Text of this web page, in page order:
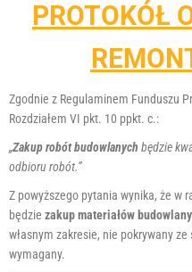
PROTOKÓŁ
Zgodnie z Regulaminem Funduszu
Rozdziałem VI pkt. 10 ppkt. c.:
„Zakuprobót budowlanych będzie
odbioru robót.”
Z powyższego pytania wynika, że w
będzie zakup materiałów
własnym zakresie, nie pokrywany
wymagany.